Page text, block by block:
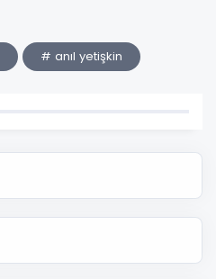
# anıl yetişkin